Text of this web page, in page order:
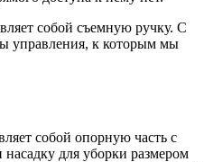
собой съемную ручку. С
управления, к которым мы
собой опорную часть с
для уборки размером